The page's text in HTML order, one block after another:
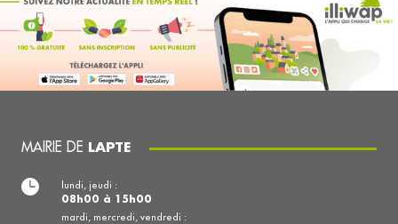
MAIRIE DE LAPTE
lundi, jeudi :
08h00 à 15h00
mardi, mercredi, vendredi :